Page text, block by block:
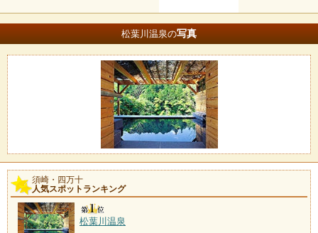
松葉川温泉の写真
須崎・四万十
人気スポットランキング
松葉川温泉